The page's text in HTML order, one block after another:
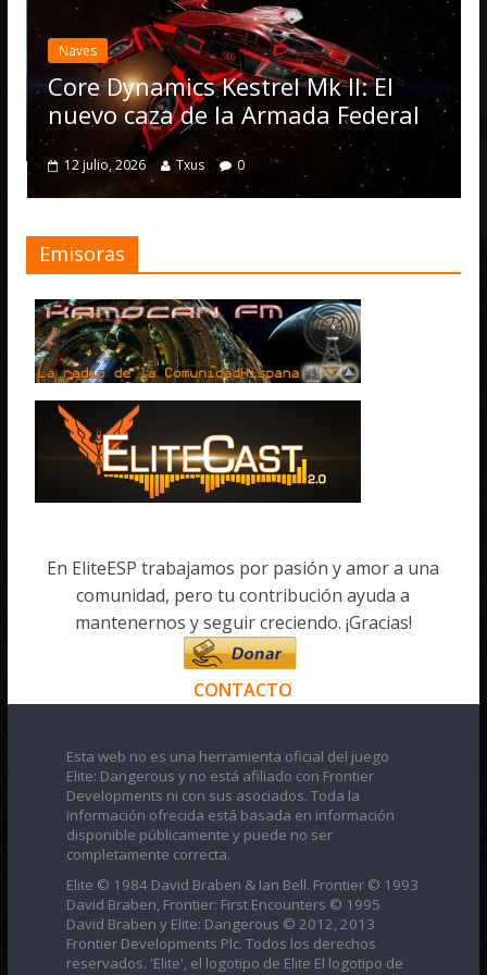
Core Dynamics Kestrel Mk II: El
nuevo caza de la Armada Federal
12 julio, 2026 Txus 0
Emisoras
En EliteESP trabajamos por pasión y amor a una
comunidad, pero tu contribución ayuda a
mantenernos y seguir creciendo. ¡Gracias!
CONTACTO
Esta web no es una herramienta oficial del juego
Elite: Dangerous y no está afiliado con Frontier
Developments ni con sus asociados. Toda la
información ofrecida está basada en información
disponible públicamente y puede no ser
completamente correcta.
Elite © 1984 David Braben & Ian Bell. Frontier © 1993
David Braben, Frontier: First Encounters © 1995
David Braben y Elite: Dangerous © 2012, 2013
Frontier Developments Plc. Todos los derechos
reservados. 'Elite', el logotipo de Elite El logotipo de